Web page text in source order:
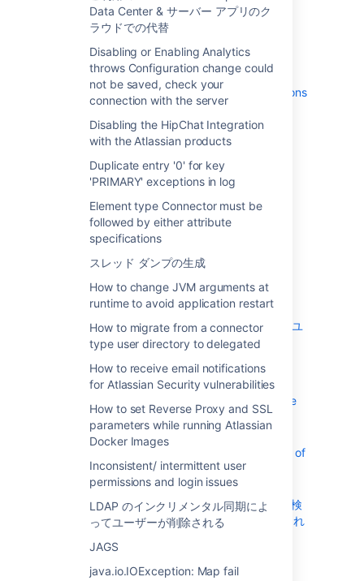
Data Center & サーバー アプリのク
ラウドでの代替
Disabling or Enabling Analytics
throws Configuration change could
not be saved, check your
connection with the server
Disabling the HipChat Integration
with the Atlassian products
Duplicate entry '0' for key
'PRIMARY' exceptions in log
Element type Connector must be
followed by either attribute
specifications
スレッド ダンプの生成
How to change JVM arguments at
runtime to avoid application restart
How to migrate from a connector
type user directory to delegated
How to receive email notifications
for Atlassian Security vulnerabilities
How to set Reverse Proxy and SSL
parameters while running Atlassian
Docker Images
Inconsistent/ intermittent user
permissions and login issues
LDAP のインクリメンタル同期によ
ってユーザーが削除される
JAGS
java.io.IOException: Map fail
Disabling the HipChat Integration with
the Atlassian products
exceptions in log
Element type Connector must be
followed by either attribute specifications
How to change JVM arguments at
runtime to avoid application restart
How to migrate from a connector type
user directory to delegated
How to receive email notifications for
Atlassian Security vulnerabilities
How to set Reverse Proxy and SSL
parameters while running Atlassian
Docker Images
Inconsistent/ intermittent user
permissions and login issues
LDAP のインクリメンタル同期によってユ
ーザーが削除される
JAGS
java.io.IOException: Map fail
Log Analyzer fails to scan logs from the
UI (Jira/Confluence Server and Data
Center)
ORA-04031 unable to allocate X bytes of
shared memory when starting
application
無効な SAML 応答の受信: シグネチャの検
証に失敗しました。SAML 応答は拒否され
Running Atlassian products on Docker
might fail during startup because of